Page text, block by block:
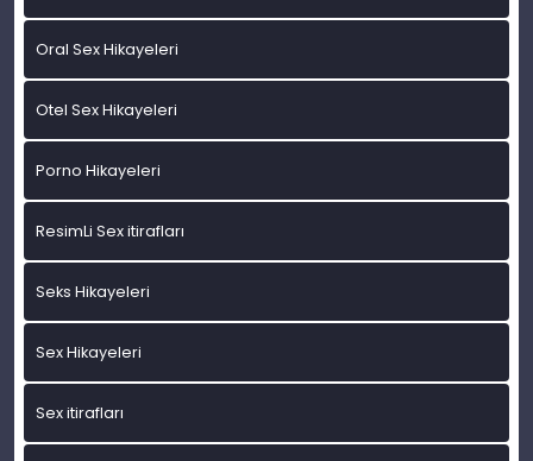
Oral Sex Hikayeleri
Otel Sex Hikayeleri
Porno Hikayeleri
ResimLi Sex itirafları
Seks Hikayeleri
Sex Hikayeleri
Sex itirafları